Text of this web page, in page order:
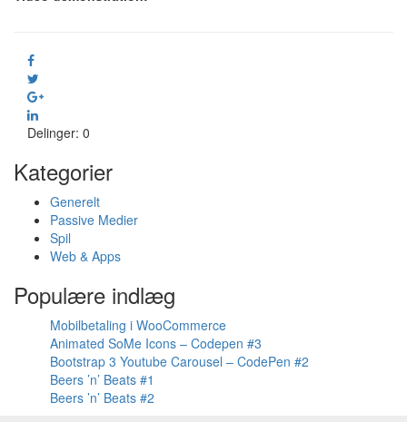
Delinger: 0
Kategorier
Generelt
Passive Medier
Spil
Web & Apps
Populære indlæg
Mobilbetaling i WooCommerce
Animated SoMe Icons – Codepen #3
Bootstrap 3 Youtube Carousel – CodePen #2
Beers ’n’ Beats #1
Beers ’n’ Beats #2